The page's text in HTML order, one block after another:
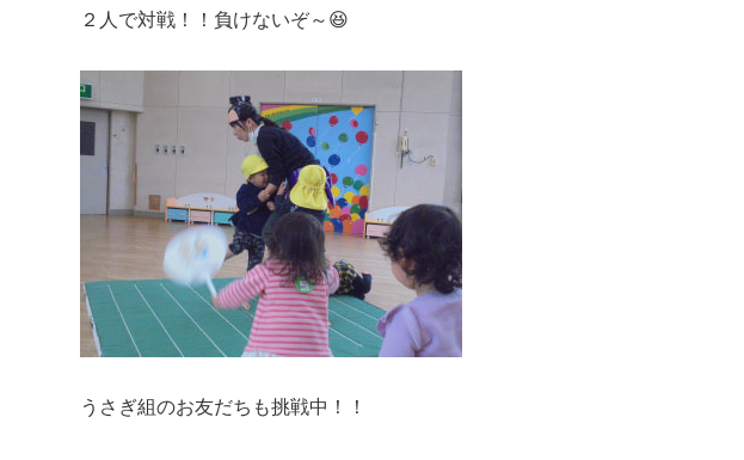
２人で対戦！！負けないぞ～😆
うさぎ組のお友だちも挑戦中！！